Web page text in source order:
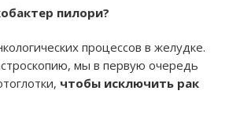
пилори?
процессов в желудке.
мы в первую очередь
чтобы исключить рак